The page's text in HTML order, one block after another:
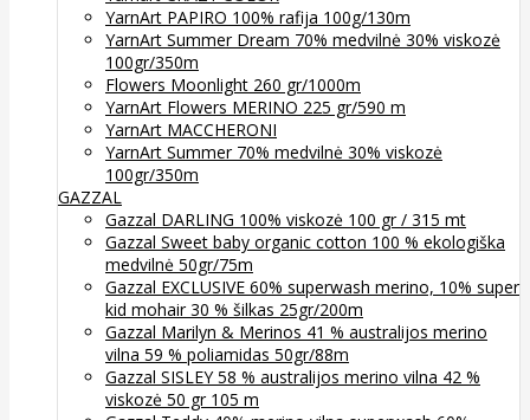
YarnArt PAPIRO 100% rafija 100g/130m
YarnArt Summer Dream 70% medvilnė 30% viskozė
100gr/350m
Flowers Moonlight 260 gr/1000m
YarnArt Flowers MERINO 225 gr/590 m
YarnArt MACCHERONI
YarnArt Summer 70% medvilnė 30% viskozė
100gr/350m
GAZZAL
Gazzal DARLING 100% viskozė 100 gr / 315 mt
Gazzal Sweet baby organic cotton 100 % ekologiška
medvilnė 50gr/75m
Gazzal EXCLUSIVE 60% superwash merino, 10% super
kid mohair 30 % šilkas 25gr/200m
Gazzal Marilyn & Merinos 41 % australijos merino
vilna 59 % poliamidas 50gr/88m
Gazzal SISLEY 58 % australijos merino vilna 42 %
viskozė 50 gr 105 m